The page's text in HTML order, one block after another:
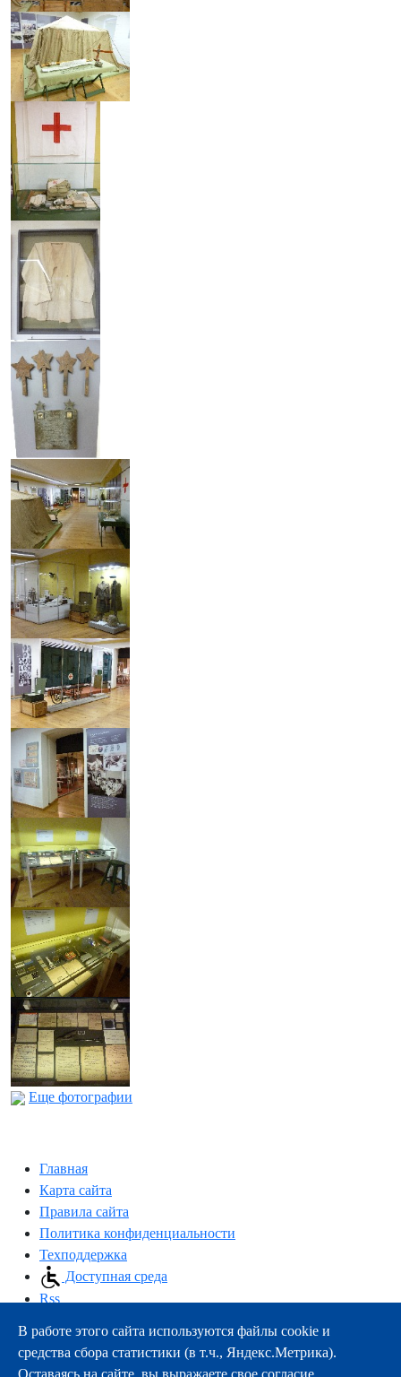
Еще фотографии
Главная
Карта сайта
Правила сайта
Политика конфиденциальности
Техподдержка
Доступная среда
Rss
163000, г.Архангельск, пр-т Троицкий, 51
тел.:+7 (8182) 21-11-63
В работе этого сайта используются файлы cookie и
средства сбора статистики (в т.ч., Яндекс.Метрика).
Оставаясь на сайте, вы выражаете свое согласие.